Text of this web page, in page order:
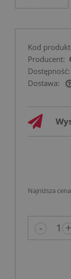
Kod
Producent:
Dostępność:
Dostawa:
Cena nie
Najniższa
- +